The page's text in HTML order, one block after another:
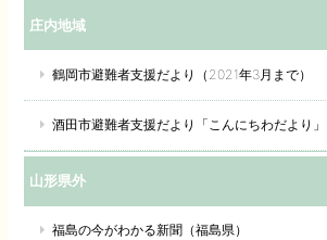
庄内地域
鶴岡市避難者支援だより（2021年3月まで）
酒田市避難者支援だより「こんにちわだより
山形県外
福島の今がわかる新聞（福島県）